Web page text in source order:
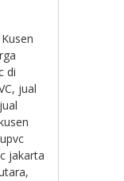
Kusen
di
, jual
jual
jakarta
,